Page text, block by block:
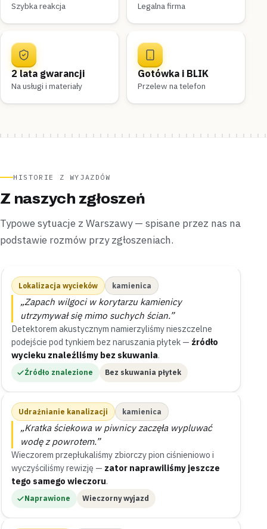
Szybka reakcja Legalna firma
2 lata gwarancji
Na usługi i materiały
Gotówka i BLIK
Przelew na telefon
HISTORIE Z WYJAZDÓW
Z naszych zgłoszeń
Typowe sytuacje z Warszawy — spisane przez nas na
podstawie rozmów przy zgłoszeniach.
Lokalizacja wycieków kamienica
„Zapach wilgoci w korytarzu kamienicy
utrzymywał się mimo suchych ścian.”
Detektorem akustycznym namierzyliśmy nieszczelne
podejście pod tynkiem bez naruszania płytek — źródło
wycieku znaleźliśmy bez skuwania.
Źródło znalezione Bez skuwania płytek
Udrażnianie kanalizacji kamienica
„Kratka ściekowa w piwnicy zaczęła wypluwać
wodę z powrotem.”
Wieczorem przepłukaliśmy zbiorczy pion ciśnieniowo i
wyczyściliśmy rewizję — zator naprawiliśmy jeszcze
tego samego wieczoru.
Naprawione Wieczorny wyjazd